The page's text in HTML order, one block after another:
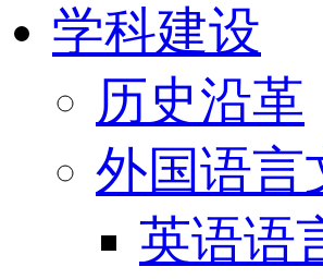
学科建设
历史沿革
外国语言
英语语